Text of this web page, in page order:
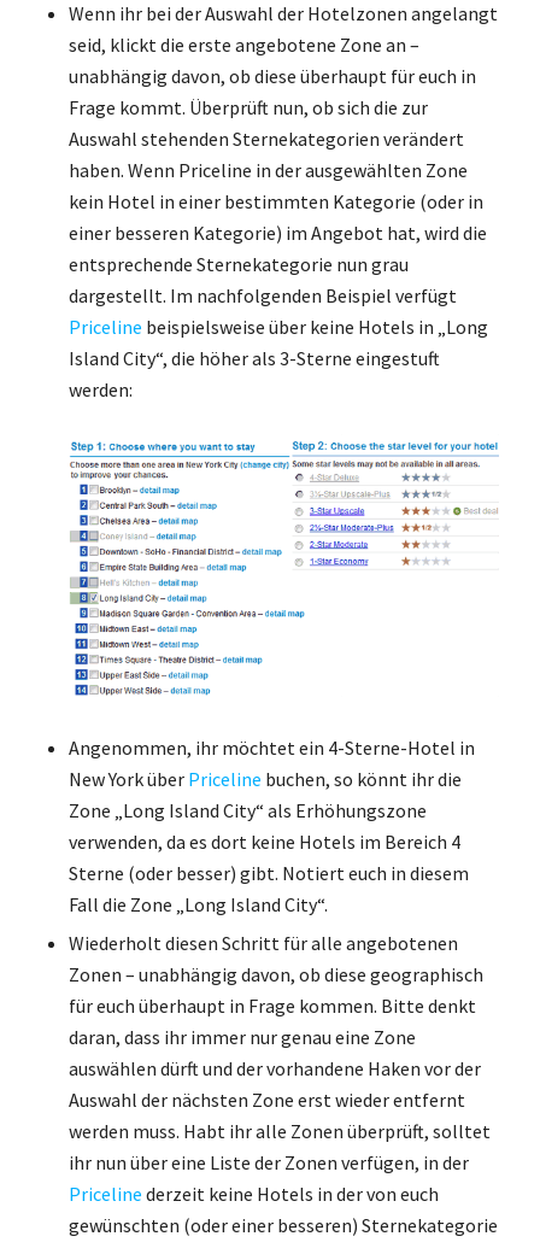
Wenn ihr bei der Auswahl der Hotelzonen angelangt
seid, klickt die erste angebotene Zone an –
unabhängig davon, ob diese überhaupt für euch in
Frage kommt. Überprüft nun, ob sich die zur
Auswahl stehenden Sternekategorien verändert
haben. Wenn Priceline in der ausgewählten Zone
kein Hotel in einer bestimmten Kategorie (oder in
einer besseren Kategorie) im Angebot hat, wird die
entsprechende Sternekategorie nun grau
dargestellt. Im nachfolgenden Beispiel verfügt
Priceline beispielsweise über keine Hotels in „Long
Island City“, die höher als 3-Sterne eingestuft
werden:
Angenommen, ihr möchtet ein 4-Sterne-Hotel in
New York über Priceline buchen, so könnt ihr die
Zone „Long Island City“ als Erhöhungszone
verwenden, da es dort keine Hotels im Bereich 4
Sterne (oder besser) gibt. Notiert euch in diesem
Fall die Zone „Long Island City“.
Wiederholt diesen Schritt für alle angebotenen
Zonen – unabhängig davon, ob diese geographisch
für euch überhaupt in Frage kommen. Bitte denkt
daran, dass ihr immer nur genau eine Zone
auswählen dürft und der vorhandene Haken vor der
Auswahl der nächsten Zone erst wieder entfernt
werden muss. Habt ihr alle Zonen überprüft, solltet
ihr nun über eine Liste der Zonen verfügen, in der
Priceline derzeit keine Hotels in der von euch
gewünschten (oder einer besseren) Sternekategorie